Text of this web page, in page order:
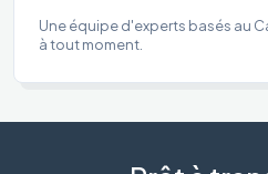
Une équipe d'experts basés au
à tout moment.